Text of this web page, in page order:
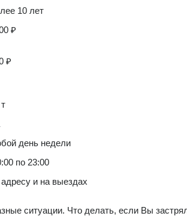
10 лет
₽
₽
день недели
по 23:00
адресу и на выездах
ситуации. Что делать, если Вы